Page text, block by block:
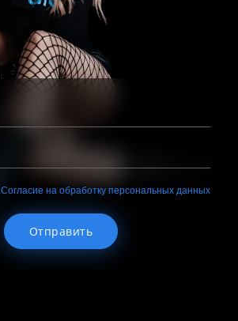
Согласие на обработку персональных данных